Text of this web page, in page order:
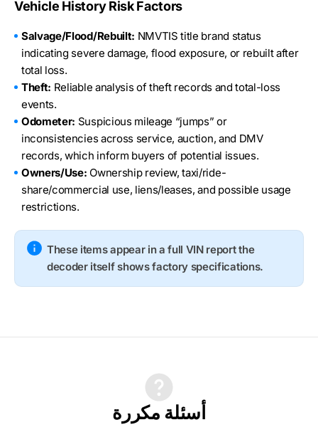
Vehicle History Risk Factors
Salvage/Flood/Rebuilt: NMVTIS title brand status
indicating severe damage, flood exposure, or rebuilt after
total loss.
Theft: Reliable analysis of theft records and total-loss
events.
Odometer: Suspicious mileage “jumps” or
inconsistencies across service, auction, and DMV
records, which inform buyers of potential issues.
Owners/Use: Ownership review, taxi/ride-
share/commercial use, liens/leases, and possible usage
restrictions.
These items appear in a full VIN report the
decoder itself shows factory specifications.
أسئلة مكررة